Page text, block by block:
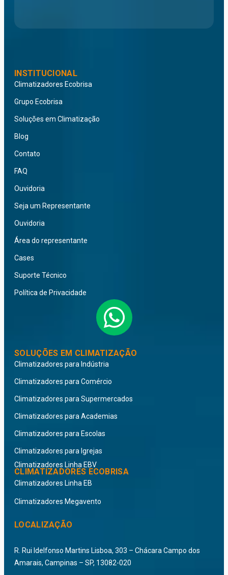
INSTITUCIONAL
Climatizadores Ecobrisa
Grupo Ecobrisa
Soluções em Climatização
Blog
Contato
FAQ
Ouvidoria
Seja um Representante
Ouvidoria
Área do representante
Cases
Suporte Técnico
Política de Privacidade
CLIMATIZADORES ECOBRISA
Climatizadores Linha EBV
Climatizadores Linha EB
Climatizadores Megavento
SOLUÇÕES EM CLIMATIZAÇÃO
Climatizadores para Indústria
Climatizadores para Comércio
Climatizadores para Supermercados
Climatizadores para Academias
Climatizadores para Escolas
Climatizadores para Igrejas
LOCALIZAÇÃO
R. Rui Idelfonso Martins Lisboa, 303 – Chácara Campo dos
Amarais, Campinas – SP, 13082-020